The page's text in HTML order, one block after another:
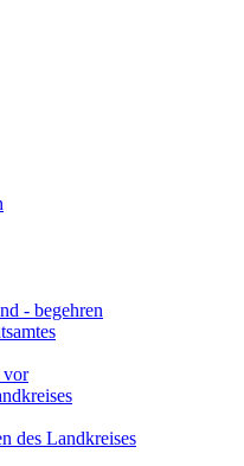
- begehren
vor
des Landkreises